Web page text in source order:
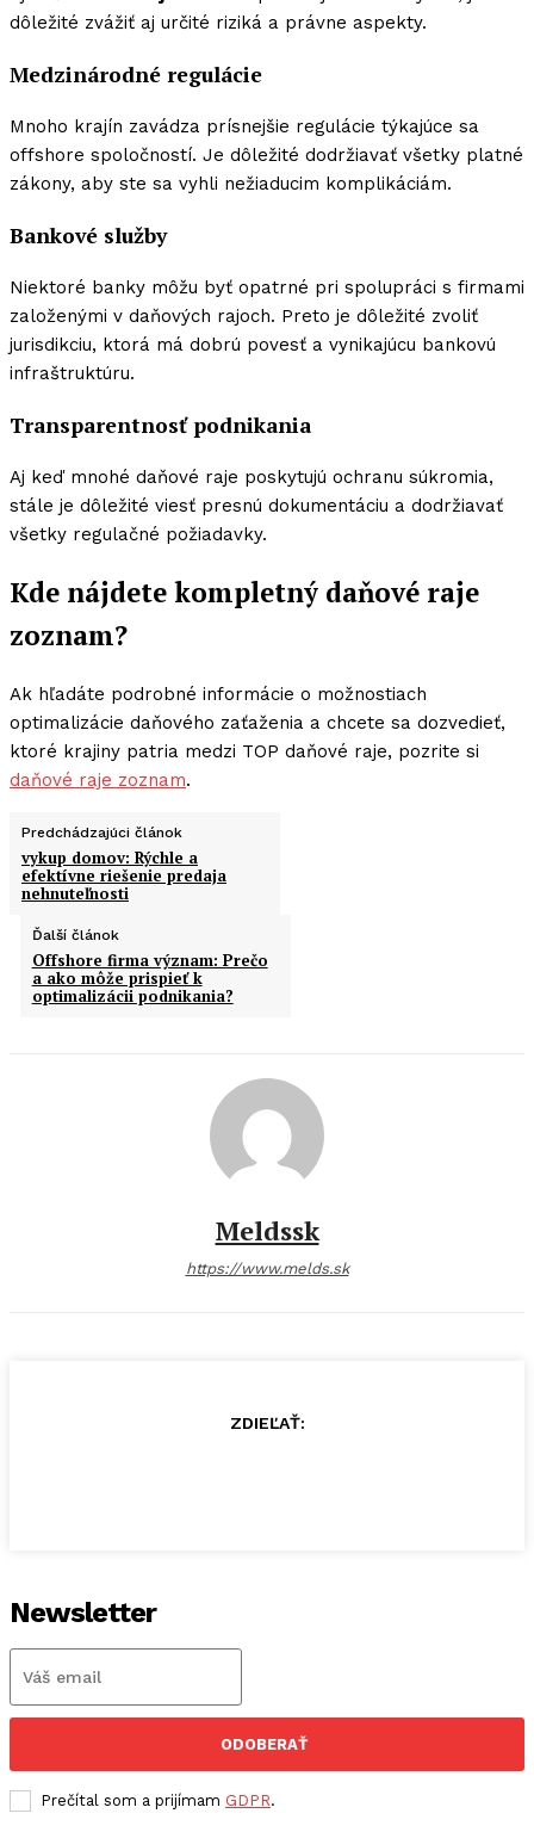
dôležité zvážiť aj určité riziká a právne aspekty.
Medzinárodné regulácie
Mnoho krajín zavádza prísnejšie regulácie týkajúce sa
offshore spoločností. Je dôležité dodržiavať všetky platné
zákony, aby ste sa vyhli nežiaducim komplikáciám.
Bankové služby
Niektoré banky môžu byť opatrné pri spolupráci s firmami
založenými v daňových rajoch. Preto je dôležité zvoliť
jurisdikciu, ktorá má dobrú povesť a vynikajúcu bankovú
infraštruktúru.
Transparentnosť podnikania
Aj keď mnohé daňové raje poskytujú ochranu súkromia,
stále je dôležité viesť presnú dokumentáciu a dodržiavať
všetky regulačné požiadavky.
Kde nájdete kompletný daňové raje
zoznam?
Ak hľadáte podrobné informácie o možnostiach
optimalizácie daňového zaťaženia a chcete sa dozvedieť,
ktoré krajiny patria medzi TOP daňové raje, pozrite si
daňové raje zoznam.
Predchádzajúci článok
vykup domov: Rýchle a
efektívne riešenie predaja
nehnuteľnosti
Ďalší článok
Offshore firma význam: Prečo
a ako môže prispieť k
optimalizácii podnikania?
Meldssk
https://www.melds.sk
ZDIEĽAŤ:
Newsletter
ODOBERAŤ
Prečítal som a prijímam GDPR.